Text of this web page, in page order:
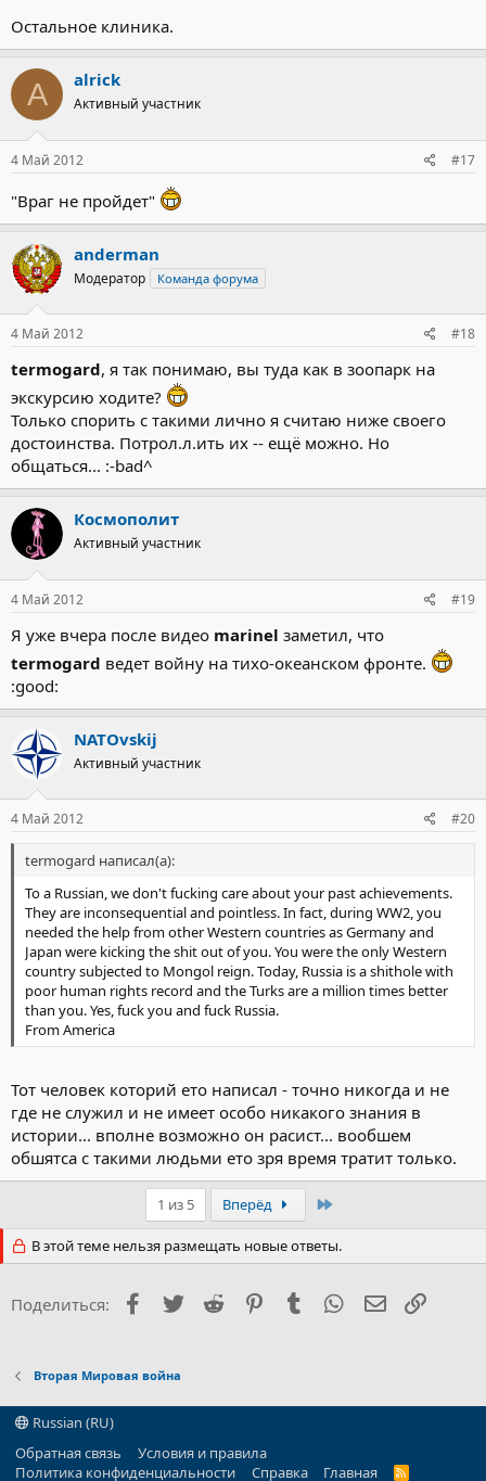
Остальное клиника.
A alrick
Активный участник
4 Май 2012 #17
"Враг не пройдет"
anderman
Модератор Команда форума
4 Май 2012 #18
termogard, я так понимаю, вы туда как в зоопарк на
экскурсию ходите?
Только спорить с такими лично я считаю ниже своего
достоинства. Потрол.л.ить их -- ещё можно. Но
общаться... :-bad^
Космополит
Активный участник
4 Май 2012 #19
Я уже вчера после видео marinel заметил, что
termogard ведет войну на тихо-океанском фронте.
:good:
NATOvskij
Активный участник
4 Май 2012 #20
termogard написал(а):
To a Russian, we don't fucking care about your past achievements.
They are inconsequential and pointless. In fact, during WW2, you
needed the help from other Western countries as Germany and
Japan were kicking the shit out of you. You were the only Western
country subjected to Mongol reign. Today, Russia is a shithole with
poor human rights record and the Turks are a million times better
than you. Yes, fuck you and fuck Russia.
From America
Тот человек которий ето написал - точно никогда и не
где не служил и не имеет особо никакого знания в
истории... вполне возможно он расист... вообшем
обшятса с такими людьми ето зря время тратит только.
1 из 5 Вперёд
В этой теме нельзя размещать новые ответы.
Поделиться: Facebook
Twitter Reddit PinterestTumblr WhatsApp
Вторая Мировая война
Russian (RU)
Обратная связь
Условия и правила
Политика конфиденциальности
Справка Главная
R